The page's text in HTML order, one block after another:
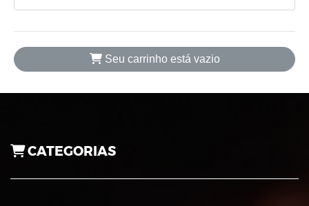
Seu carrinho está vazio
CATEGORIAS